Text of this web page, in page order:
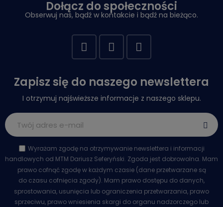
Dołącz do społeczności
Obserwuj nas, bądź w kontakcie i bądź na bieżąco.
Zapisz się do naszego newslettera
I otrzymuj najświeższe informacje z naszego sklepu.
Wyrażam zgodę na otrzymywanie newslettera i informacji
handlowych od MTM Dariusz Seferyński. Zgoda jest dobrowolna. Mam
prawo cofnąć zgodę w każdym czasie (dane przetwarzane są
do czasu cofnięcia zgody). Mam prawo dostępu do danych,
sprostowania, usunięcia lub ograniczenia przetwarzania, prawo
sprzeciwu, prawo wniesienia skargi do organu nadzorczego lub